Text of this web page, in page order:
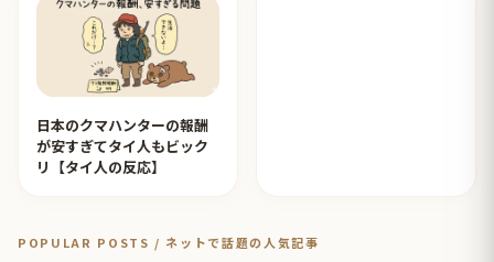
日本のクマハンターの報酬
が安すぎてタイ人もビック
リ【タイ人の反応】
POPULAR POSTS / ネットで話題の人気記事